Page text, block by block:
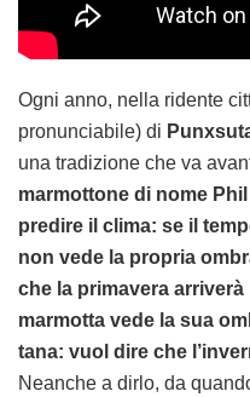
Ogni anno, nella ridente
pronunciabile) di
una tradizione che va
marmottone di nome
predire il clima: se il
non vede la propria
che la primavera arriverà
marmotta vede la sua
tana: vuol dire che
Neanche a dirlo, da